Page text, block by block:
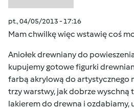
pt., 04/05/2013 - 17:16
Mam chwilkę więc wstawię coś
Aniołek drewniany do
kupujemy gotowe figurki
farbą akrylową do artystycznego
trzy warstwy, jak dobrze wyschną
lakierem do drewna i ozdabiamy,